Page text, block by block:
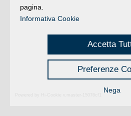
pagina.
Informativa Cookie
Accetta
Preferenze
Nega